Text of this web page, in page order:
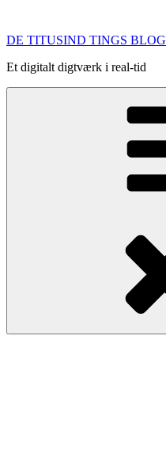
indhold
DE TITUSIND TINGS BLOG
Et digitalt digtværk i real-tid